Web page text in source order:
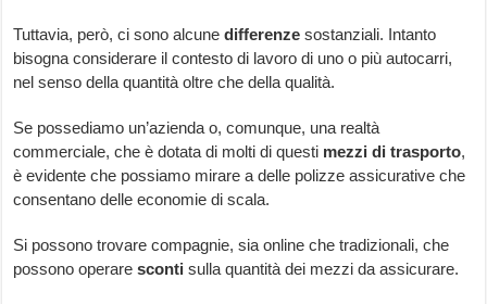
Tuttavia, però, ci sono alcunedifferenze sostanziali. Intanto
bisogna considerare il contesto di lavoro di uno o più autocarri,
nel senso della quantità oltre che della qualità.
Se possediamo un’azienda o, comunque, una realtà
commerciale, che è dotata di molti di questi mezzi di trasporto,
è evidente che possiamo mirare a delle polizze assicurative che
consentano delle economie di scala.
Si possono trovare compagnie, sia online che tradizionali, che
possono operaresconti sulla quantità dei mezzi da assicurare.